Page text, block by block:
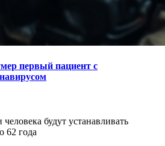
первый пациент с
будут устанавливать
62 года